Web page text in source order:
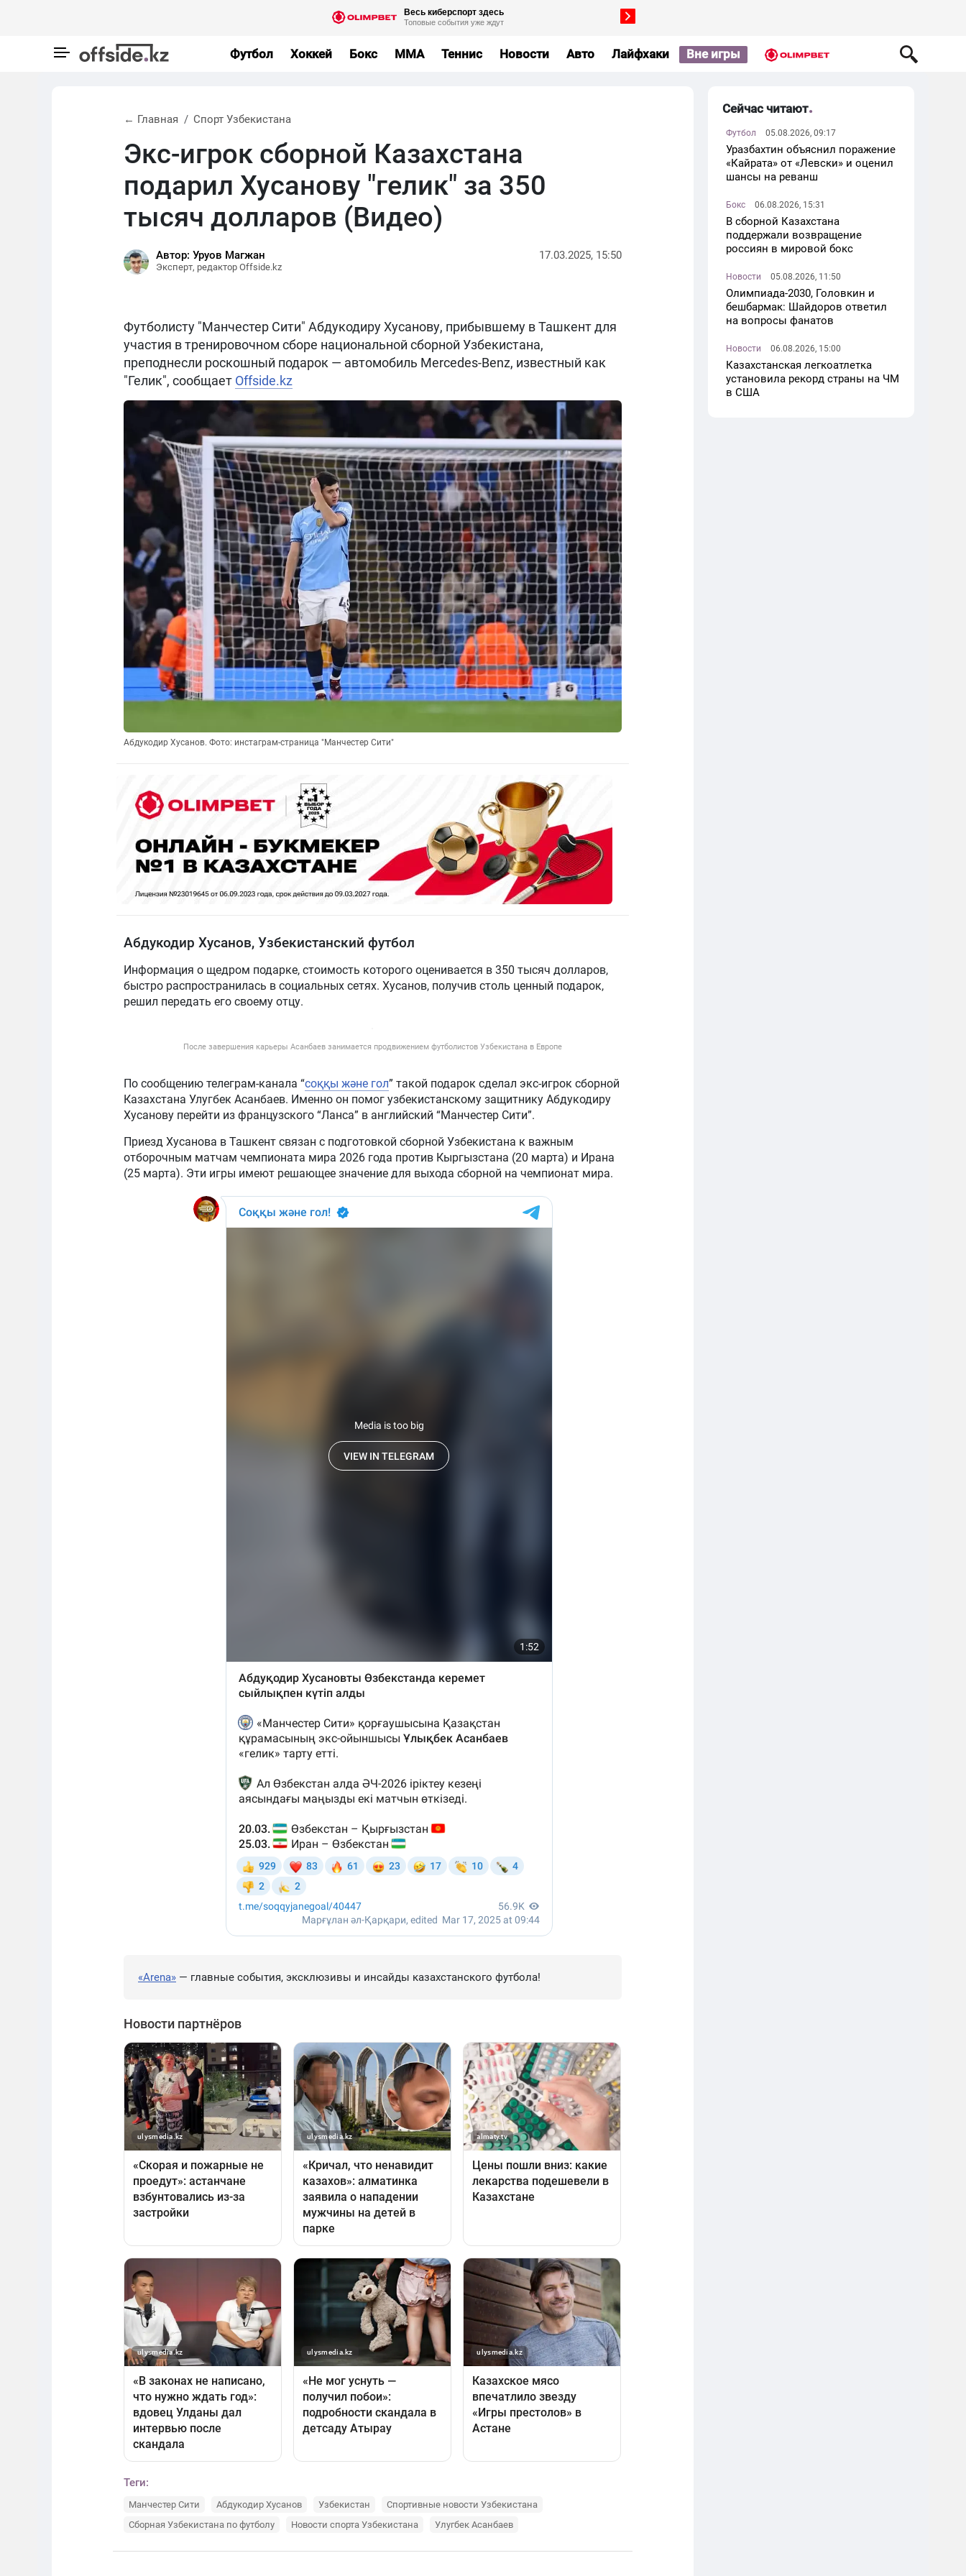
Футбол Хоккей Бокс MMA Теннис Новости Авто Лайфхаки Вне игры
← Главная Спорт Узбекистана
Экс-игрок сборной Казахстана
подарил Хусанову "гелик" за 350
тысяч долларов (Видео)
Автор: Уруов Магжан
Эксперт, редактор Offside.kz
17.03.2025, 15:50
Футболисту "Манчестер Сити" Абдукодиру Хусанову, прибывшему в Ташкент для
участия в тренировочном сборе национальной сборной Узбекистана,
преподнесли роскошный подарок — автомобиль Mercedes-Benz, известный как
"Гелик", сообщает Offside.kz
Абдукодир Хусанов. Фото: инстаграм-страница "Манчестер Сити"
Абдукодир Хусанов, Узбекистанский футбол
Информация о щедром подарке, стоимость которого оценивается в 350 тысяч долларов,
быстро распространилась в социальных сетях. Хусанов, получив столь ценный подарок,
решил передать его своему отцу.
После завершения карьеры Асанбаев занимается продвижением футболистов Узбекистана в Европе
По сообщению телеграм-канала “соққы және гол” такой подарок сделал экс-игрок сборной
Казахстана Улугбек Асанбаев. Именно он помог узбекистанскому защитнику Абдукодиру
Хусанову перейти из французского “Ланса” в английский “Манчестер Сити”.
Приезд Хусанова в Ташкент связан с подготовкой сборной Узбекистана к важным
отборочным матчам чемпионата мира 2026 года против Кыргызстана (20 марта) и Ирана
(25 марта). Эти игры имеют решающее значение для выхода сборной на чемпионат мира.
«Arena» — главные события, эксклюзивы и инсайды казахстанского футбола!
Теги:
Манчестер Сити Абдукодир Хусанов Узбекистан
Спортивные новости Узбекистана
Сборная Узбекистана по футболу
Новости спорта Узбекистана Улугбек Асанбаев
Сейчас читают
Футбол 05.08.2026, 09:17
Уразбахтин объяснил поражение
«Кайрата» от «Левски» и оценил
шансы на реванш
Бокс 06.08.2026, 15:31
В сборной Казахстана
поддержали возвращение
россиян в мировой бокс
Новости 05.08.2026, 11:50
Олимпиада-2030, Головкин и
бешбармак: Шайдоров ответил
на вопросы фанатов
Новости 06.08.2026, 15:00
Казахстанская легкоатлетка
установила рекорд страны на ЧМ
в США